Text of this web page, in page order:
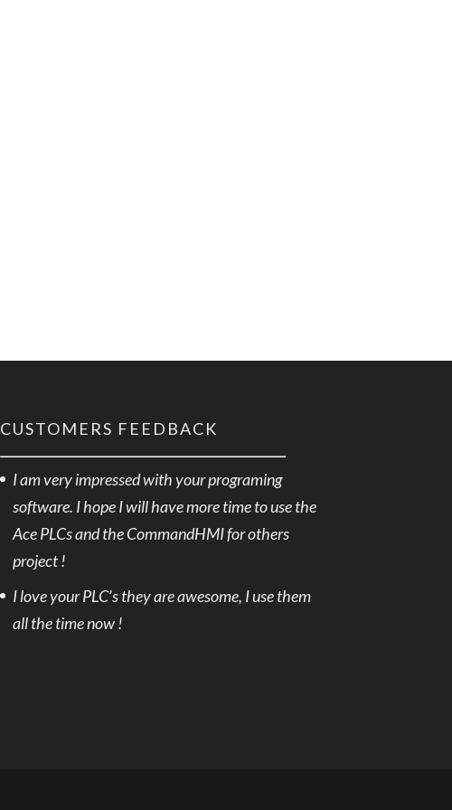
CUSTOMERS FEEDBACK
I am very impressed with your programing
software. I hope I will have more time to use the
Ace PLCs and the CommandHMI for others
project !
I love your PLC’s they are awesome, I use them
all the time now !